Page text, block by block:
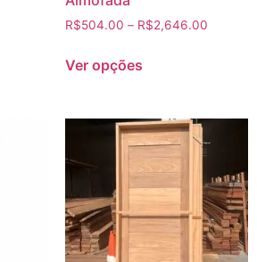
R$504.00 – R$2,646.00
Ver opções